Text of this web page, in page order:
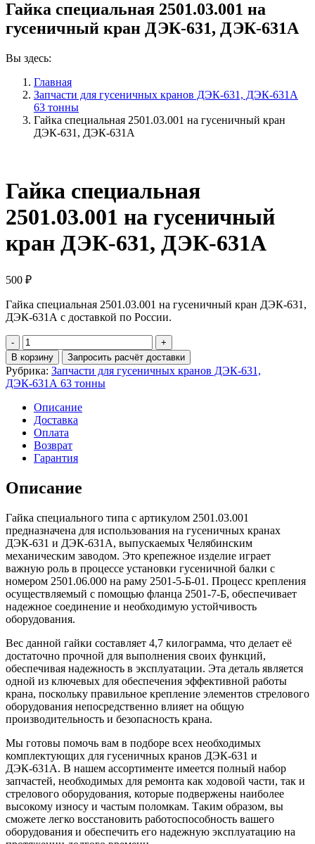
Гайка специальная 2501.03.001 на
гусеничный кран ДЭК-631, ДЭК-631А
Вы здесь:
Главная
Запчасти для гусеничных кранов ДЭК-631, ДЭК-631А
63 тонны
Гайка специальная 2501.03.001 на гусеничный кран
ДЭК-631, ДЭК-631А
Гайка специальная
2501.03.001 на гусеничный
кран ДЭК-631, ДЭК-631А
500 ₽
Гайка специальная 2501.03.001 на гусеничный кран ДЭК-631,
ДЭК-631А с доставкой по России.
Количество
Гайка
специальная
2501.03.001
на
гусеничный
кран
ДЭК-631,
ДЭК-631А
В корзину Запросить расчёт доставки
Рубрика: Запчасти для гусеничных кранов ДЭК-631,
ДЭК-631А 63 тонны
Описание
Доставка
Оплата
Возврат
Гарантия
Описание
Гайка специального типа с артикулом 2501.03.001
предназначена для использования на гусеничных кранах
ДЭК-631 и ДЭК-631А, выпускаемых Челябинским
механическим заводом. Это крепежное изделие играет
важную роль в процессе установки гусеничной балки с
номером 2501.06.000 на раму 2501-5-Б-01. Процесс крепления
осуществляемый с помощью фланца 2501-7-Б, обеспечивает
надежное соединение и необходимую устойчивость
оборудования.
Вес данной гайки составляет 4,7 килограмма, что делает её
достаточно прочной для выполнения своих функций,
обеспечивая надежность в эксплуатации. Эта деталь является
одной из ключевых для обеспечения эффективной работы
крана, поскольку правильное крепление элементов стрелового
оборудования непосредственно влияет на общую
производительность и безопасность крана.
Мы готовы помочь вам в подборе всех необходимых
комплектующих для гусеничных кранов ДЭК-631 и
ДЭК-631А. В нашем ассортименте имеется полный набор
запчастей, необходимых для ремонта как ходовой части, так и
стрелового оборудования, которые подвержены наиболее
высокому износу и частым поломкам. Таким образом, вы
сможете легко восстановить работоспособность вашего
оборудования и обеспечить его надежную эксплуатацию на